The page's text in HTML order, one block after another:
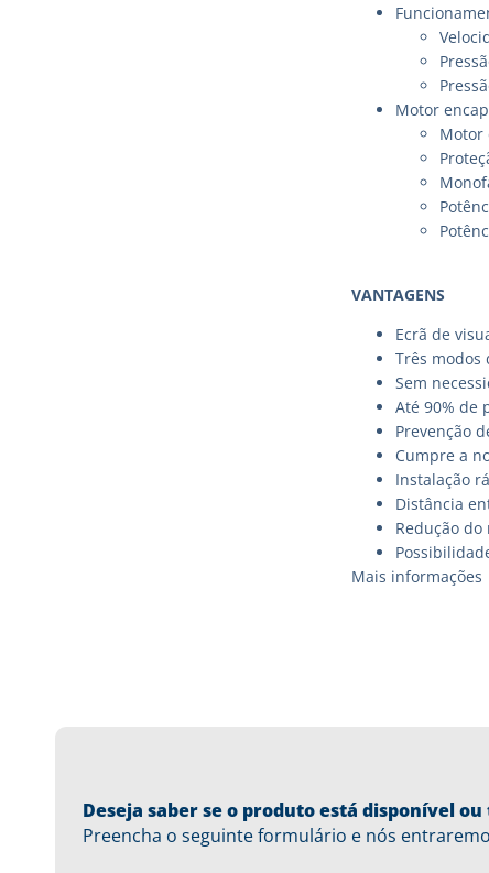
Motor
Motor
VANTAGENS
Ecrã de
Três modos
Sem
Até 90% de
Prevenção
Cumpre a
Instalação
Distância
Redução
Mais informações
Deseja saber se o produto está disponível
Preencha o seguinte formulário e nós